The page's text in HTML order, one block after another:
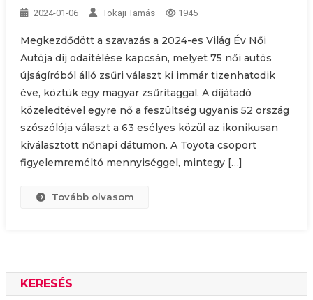
2024-01-06 Tokaji Tamás 1945
Megkezdődött a szavazás a 2024-es Világ Év Női
Autója díj odaítélése kapcsán, melyet 75 női autós
újságíróból álló zsűri választ ki immár tizenhatodik
éve, köztük egy magyar zsűritaggal. A díjátadó
közeledtével egyre nő a feszültség ugyanis 52 ország
szószólója választ a 63 esélyes közül az ikonikusan
kiválasztott nőnapi dátumon. A Toyota csoport
figyelemreméltó mennyiséggel, mintegy […]
Tovább olvasom
KERESÉS